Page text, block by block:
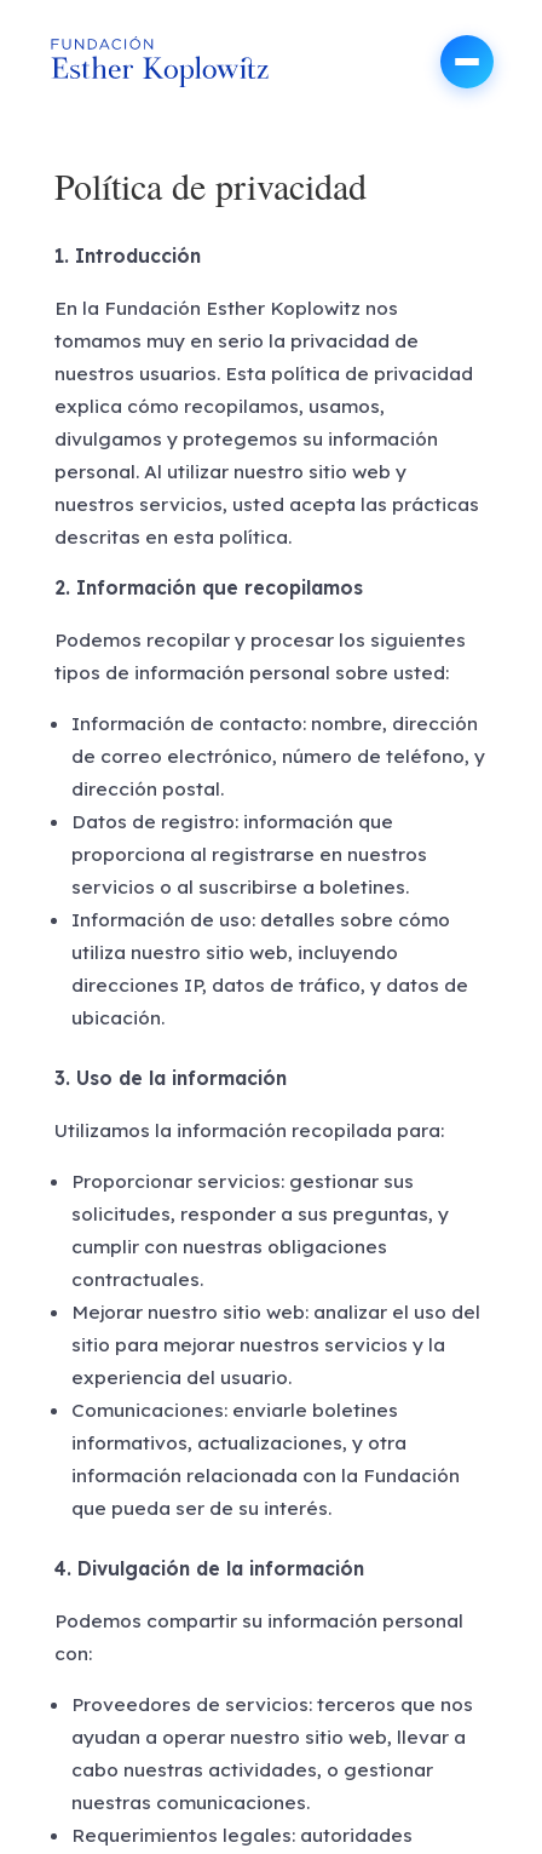
Política de privacidad
1. Introducción
En la Fundación Esther Koplowitz nos
tomamos muy en serio la privacidad de
nuestros usuarios. Esta política de privacidad
explica cómo recopilamos, usamos,
divulgamos y protegemos su información
personal. Al utilizar nuestro sitio web y
nuestros servicios, usted acepta las prácticas
descritas en esta política.
2. Información que recopilamos
Podemos recopilar y procesar los siguientes
tipos de información personal sobre usted:
Información de contacto: nombre, dirección
de correo electrónico, número de teléfono, y
dirección postal.
Datos de registro: información que
proporciona al registrarse en nuestros
servicios o al suscribirse a boletines.
Información de uso: detalles sobre cómo
utiliza nuestro sitio web, incluyendo
direcciones IP, datos de tráfico, y datos de
ubicación.
3. Uso de la información
Utilizamos la información recopilada para:
Proporcionar servicios: gestionar sus
solicitudes, responder a sus preguntas, y
cumplir con nuestras obligaciones
contractuales.
Mejorar nuestro sitio web: analizar el uso del
sitio para mejorar nuestros servicios y la
experiencia del usuario.
Comunicaciones: enviarle boletines
informativos, actualizaciones, y otra
información relacionada con la Fundación
que pueda ser de su interés.
4. Divulgación de la información
Podemos compartir su información personal
con:
Proveedores de servicios: terceros que nos
ayudan a operar nuestro sitio web, llevar a
cabo nuestras actividades, o gestionar
nuestras comunicaciones.
Requerimientos legales: autoridades